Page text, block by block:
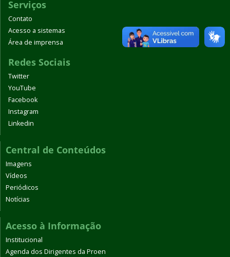
Serviços
Contato
Acesso a sistemas
Área de imprensa
Redes Sociais
Twitter
YouTube
Facebook
Instagram
Linkedin
Central de Conteúdos
Imagens
Vídeos
Periódicos
Notícias
Acesso à Informação
Institucional
Agenda dos Dirigentes da Proen